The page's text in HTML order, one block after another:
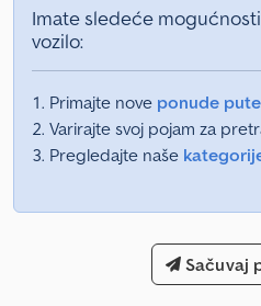
Imate sledeće
vozilo:
Primajte nove ponude
Varirajte svoj pojam za
Pregledajte naše
Sačuvaj